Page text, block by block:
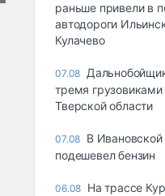
раньше привели в
автодороги
Кулачево
07.08
тремя
Тверской области
07.08 В
подешевел бензин
06.08 На трассе